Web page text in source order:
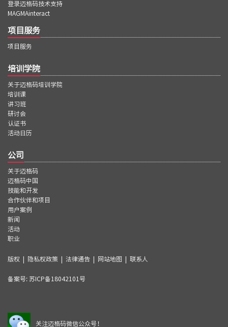
登录迈格码技术支持
MAGMAinteract
项目服务
项目服务
培训学院
关于迈格码培训学院
培训课
讲习班
研讨会
认证书
活动日历
公司
关于迈格码
迈格码中国
技能和开发
合作伙伴和项目
用户案例
新闻
活动
职业
版权 隐私权政策 法律通告 网站地图 联系人
备案号: 苏ICP备18042101号
关注迈格码微信公众号！